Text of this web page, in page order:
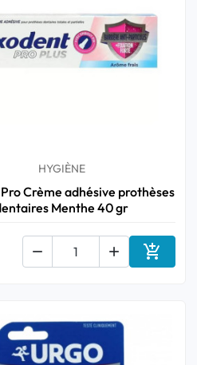
HYGIÈNE
Crème adhésive prothèses
Menthe 40 gr
  Ajouter